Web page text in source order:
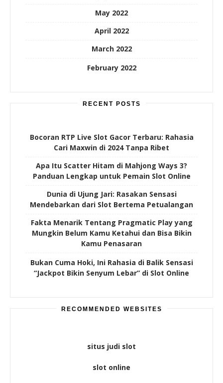
May 2022
April 2022
March 2022
February 2022
RECENT POSTS
Bocoran RTP Live Slot Gacor Terbaru: Rahasia
Cari Maxwin di 2024 Tanpa Ribet
Apa Itu Scatter Hitam di Mahjong Ways 3?
Panduan Lengkap untuk Pemain Slot Online
Dunia di Ujung Jari: Rasakan Sensasi
Mendebarkan dari Slot Bertema Petualangan
Fakta Menarik Tentang Pragmatic Play yang
Mungkin Belum Kamu Ketahui dan Bisa Bikin
Kamu Penasaran
Bukan Cuma Hoki, Ini Rahasia di Balik Sensasi
“Jackpot Bikin Senyum Lebar” di Slot Online
RECOMMENDED WEBSITES
situs judi slot
slot online